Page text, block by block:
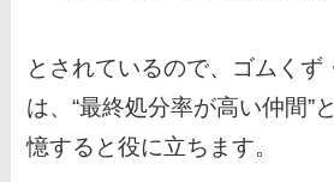
とされているので、ゴムくず
は、“最終処分率が高い仲間”
憶すると役に立ちます。